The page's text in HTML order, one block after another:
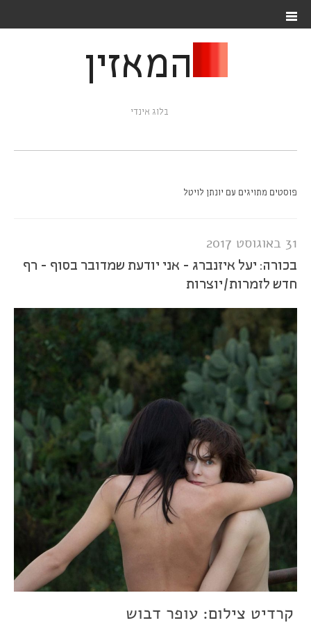
המאזין
בלוג אינדי
פוסטים מתויגים עם יונתן לויטל
31 באוגוסט 2017
בכורה: יעל איזנברג - אני יודעת שמדובר בסוף - רף
חדש לזמרות/יוצרות
קרדיט צילום: עופר דבוש